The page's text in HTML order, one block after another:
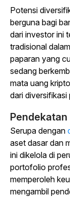
Potensi
berguna bagi
dari investor ini
tradisional
paparan yang
sedang
mata uang
dari
Serupa dengan
aset dasar dan
ini dikelola di
portofolio
memperoleh
mengambil